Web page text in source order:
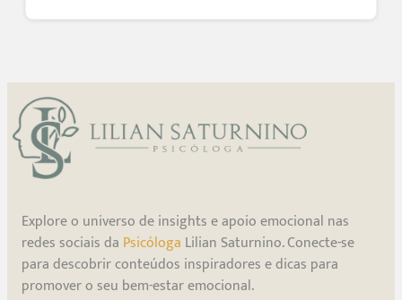
Explore o universo de insights e apoio emocional nas
redes sociais da Psicóloga Lilian Saturnino. Conecte-se
para descobrir conteúdos inspiradores e dicas para
promover o seu bem-estar emocional.